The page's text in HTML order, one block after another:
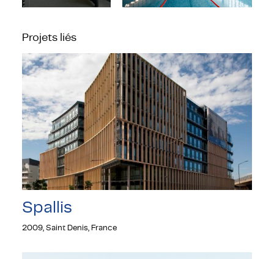
Projets liés
Spallis
2009, Saint Denis, France